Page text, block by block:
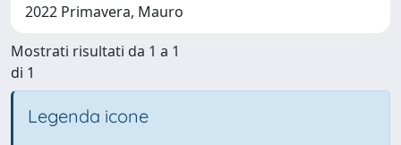
2022 Primavera, Mauro
Mostrati risultati da 1 a 1
di 1
Legenda icone